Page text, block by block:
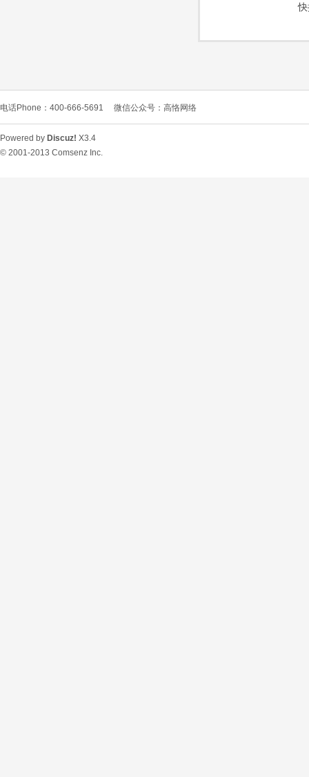
电话Phone：400-666-5691 微信公众号：高恪网络
Powered by Discuz! X3.4
© 2001-2013 Comsenz Inc.